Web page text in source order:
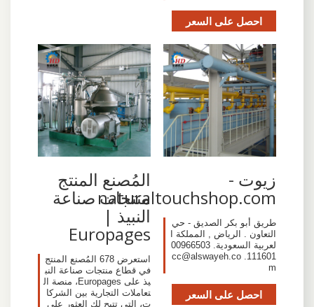
احصل على السعر
زيوت -
naturaltouchshop.com
طريق أبو بكر الصديق - حي
التعاون . الرياض , المملكة ا
لعربية السعودية. 00966503
111601.
cc@alswayeh.co
m
احصل على السعر
المُصنع المنتج
منتجات صناعة
النبيذ |
Europages
استعرض 678 المُصنع المنتج
في قطاع منتجات صناعة النب
يذ على Europages، منصة ال
تعاملات التجارية بين الشركا
ت، التي تتيح لك العثور على